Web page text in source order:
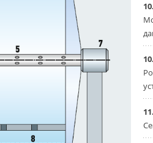
на фасад здания
муниципалитеты
в центре города. Там,
с фасада, если
устройства могут стать
и в Латвии. В Риге, если
согласовывать установку
владельцу